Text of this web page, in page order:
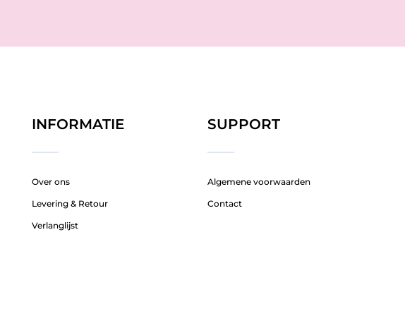
INFORMATIE
Over ons
Levering & Retour
Verlanglijst
SUPPORT
Algemene voorwaarden
Contact